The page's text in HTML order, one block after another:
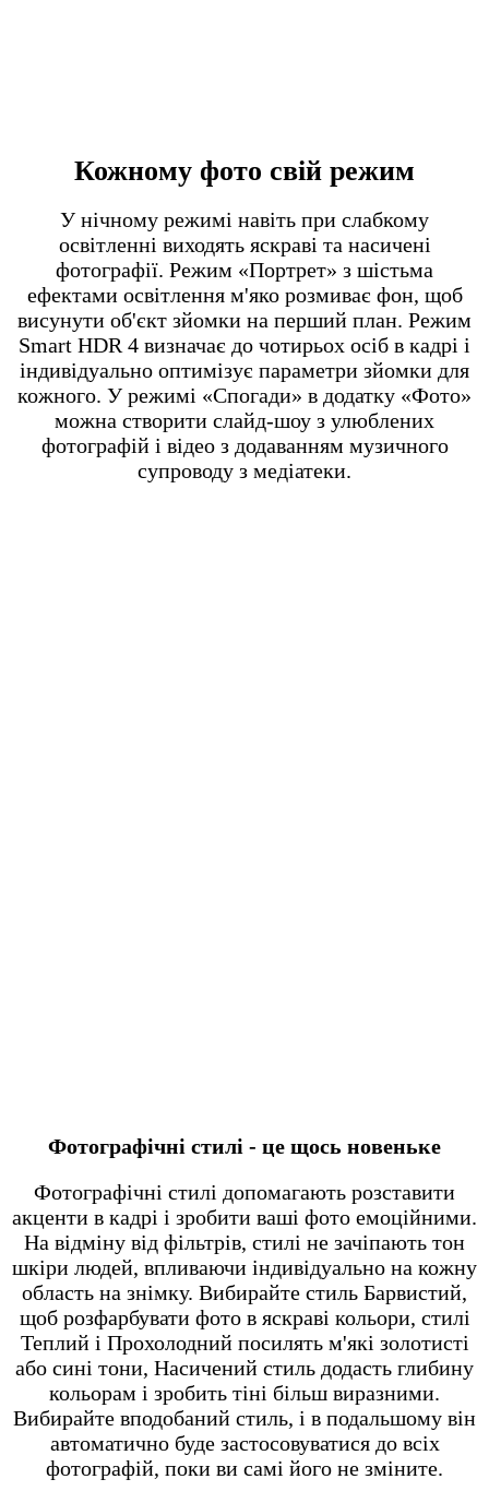
Кожному фото свій режим
У нічному режимі навіть при слабкому
освітленні виходять яскраві та насичені
фотографії. Режим «Портрет» з шістьма
ефектами освітлення м'яко розмиває фон, щоб
висунути об'єкт зйомки на перший план. Режим
Smart HDR 4 визначає до чотирьох осіб в кадрі і
індивідуально оптимізує параметри зйомки для
кожного. У режимі «Спогади» в додатку «Фото»
можна створити слайд-шоу з улюблених
фотографій і відео з додаванням музичного
супроводу з медіатеки.
Фотографічні стилі - це щось новеньке
Фотографічні стилі допомагають розставити
акценти в кадрі і зробити ваші фото емоційними.
На відміну від фільтрів, стилі не зачіпають тон
шкіри людей, впливаючи індивідуально на кожну
область на знімку. Вибирайте стиль Барвистий,
щоб розфарбувати фото в яскраві кольори, стилі
Теплий і Прохолодний посилять м'які золотисті
або сині тони, Насичений стиль додасть глибину
кольорам і зробить тіні більш виразними.
Вибирайте вподобаний стиль, і в подальшому він
автоматично буде застосовуватися до всіх
фотографій, поки ви самі його не зміните.